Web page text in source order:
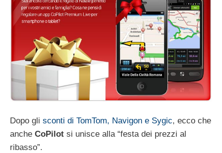
Dopo gli sconti di TomTom, Navigon e Sygic, ecco che
anche CoPilot si unisce alla “festa dei prezzi al
ribasso”.